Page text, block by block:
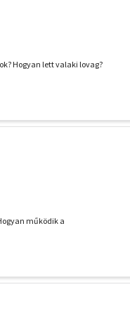
Hogyan lett valaki lovag?
működik a